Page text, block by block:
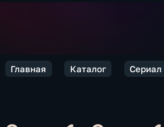
Главная Каталог Сериал